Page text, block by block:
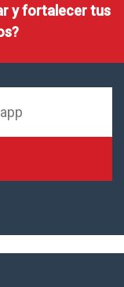
y fortalecer tus